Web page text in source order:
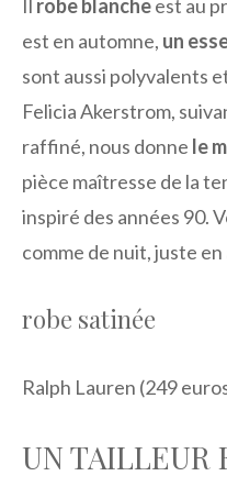
Il robe blancheest au
est en automne, un
sont aussi polyvalents
Felicia Akerstrom,
raffiné, nous donne le
pièce maîtresse de la
inspiré des années 90.
comme de nuit, juste
robe satinée
Ralph Lauren (249
UN TAILLEUR